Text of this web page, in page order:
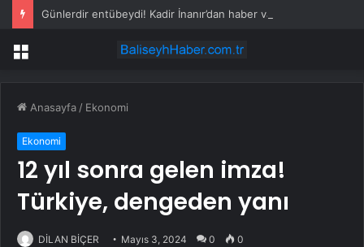
Günlerdir entübeydi! Kadir İnanır’dan haber var
Menü
Anasayfa / Ekonomi
Ekonomi
12 yıl sonra gelen imza!
Türkiye, dengeden yanı
DİLAN BİÇER Mayıs 3, 2024 0 0